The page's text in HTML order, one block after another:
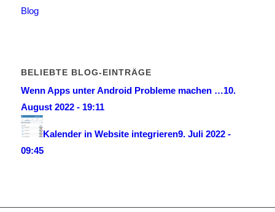
Blog
BELIEBTE BLOG-EINTRÄGE
Wenn Apps unter Android Probleme machen …10.
August 2022 - 19:11
Kalender in Website integrieren9. Juli 2022 -
09:45